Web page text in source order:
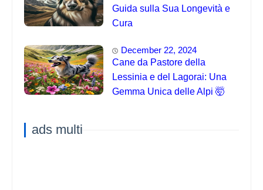
Guida sulla Sua Longevità e
Cura
December 22, 2024
Cane da Pastore della
Lessinia e del Lagorai: Una
Gemma Unica delle Alpi 🤯
ads multi